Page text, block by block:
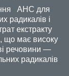
AHC для
радикалів і
екстракту
що має високу
речовини —
радикалів